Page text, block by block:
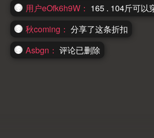
用户eOfk6h9W： 165 . 104斤可以
秋coming： 分享了这条折扣
Asbgn： 评论已删除